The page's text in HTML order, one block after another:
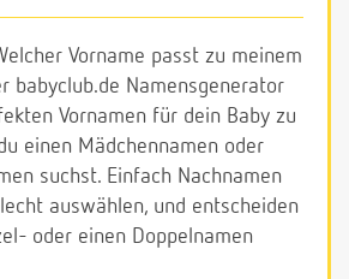
Vorname passt zu meinem
babyclub.de Namensgenerator
Vornamen für dein Baby zu
einen Mädchennamen oder
suchst. Einfach Nachnamen
auswählen, und entscheiden
oder einen Doppelnamen